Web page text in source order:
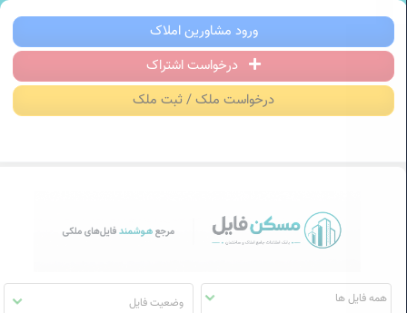
مسکن فایل | خرید، فروش، رهن و اجاره
ورود مشاورین املاک
درخواست اشتراک
درخواست ملک / ثبت ملک
مسکن
فایل
وضعیت فایل